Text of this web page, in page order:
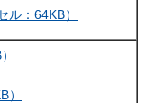
：64KB）